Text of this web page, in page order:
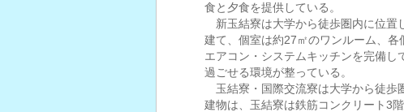
食と夕食を提供している。
新玉結寮は大学から徒歩圏内に位置
建て、個室は約27㎡のワンルーム、各
エアコン・システムキッチンを完備し
過ごせる環境が整っている。
玉結寮・国際交流寮は大学から徒歩
建物は、玉結寮は鉄筋コンクリート3